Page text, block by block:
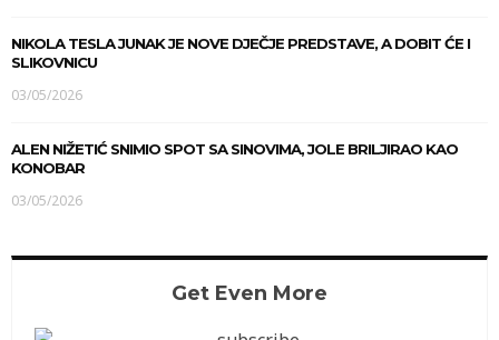
NIKOLA TESLA JUNAK JE NOVE DJEČJE PREDSTAVE, A DOBIT ĆE I
SLIKOVNICU
03/05/2026
ALEN NIŽETIĆ SNIMIO SPOT SA SINOVIMA, JOLE BRILJIRAO KAO
KONOBAR
03/05/2026
Get Even More